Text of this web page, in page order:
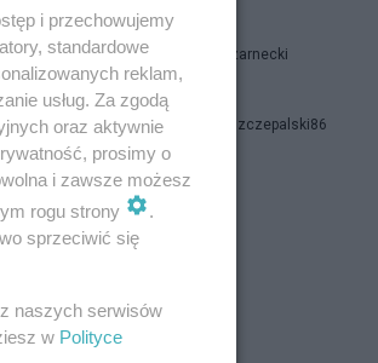
Ryszard Czarnecki
Bartosz Oszczepalski86
i przechowujemy
standardowe
reklam,
usług. Za zgodą
oraz aktywnie
prosimy o
i zawsze możesz
rogu strony
.
sprzeciwić się
naszych serwisów
w Polityce